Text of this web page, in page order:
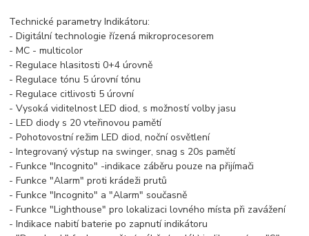
Technické parametry Indikátoru:
- Digitální technologie řízená mikroprocesorem
- MC - multicolor
- Regulace hlasitosti 0+4 úrovně
- Regulace tónu 5 úrovní tónu
- Regulace citlivosti 5 úrovní
- Vysoká viditelnost LED diod, s možností volby jasu
- LED diody s 20 vteřinovou pamětí
- Pohotovostní režim LED diod, noční osvětlení
- Integrovaný výstup na swinger, snag s 20s pamětí
- Funkce "Incognito" -indikace záběru pouze na přijímači
- Funkce "Alarm" proti krádeži prutů
- Funkce "Incognito" a "Alarm" současně
- Funkce "Lighthouse" pro lokalizaci lovného místa při zavážení
- Indikace nabití baterie po zapnutí indikátoru